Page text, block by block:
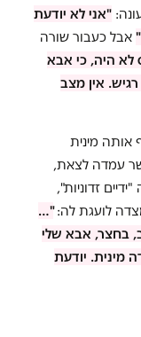
"אני לא יודעת
אבל כעבור שורה
לא היה, כי אבא
אין מצב
אותה מינית
עמדה לצאת,
זדוניות",
לועגת לה:"…
בחצר, אבא שלי
מינית. יודעת